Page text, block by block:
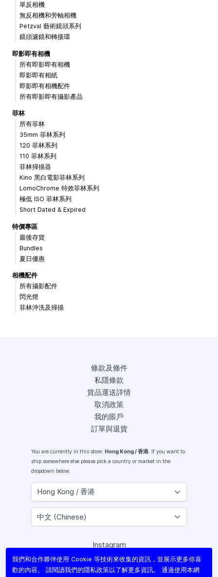
單反相機
無反相機和旁軸相機
Petzval 藝術鏡頭系列
鏡頭濾鏡和轉接環
即影即有相機
所有即影即有相機
即影即有相紙
即影即有相機配件
所有即影即有攝影產品
菲林
所有菲林
35mm 菲林系列
120 菲林系列
110 菲林系列
菲林掃描器
Kino 黑白電影菲林系列
LomoChrome 特效菲林系列
極低 ISO 菲林系列
Short Dated & Expired
特價專區
最後存貨
Bundles
夏日優惠
相機配件
所有攝影配件
閃光燈
菲林沖洗及掃描
條款及條件
私隱條款
貨品運送詳情
取消政策
我的賬戶
訂單與退貨
You are currently in this store: Hong Kong / 香港. If you want to
ship somewhere else please pick a country or market in the
dropdown below.
Instagram
Facebook
X (Twitter)
我們和合作夥伴使用 Cookie 等技術來收集的資訊，並展示更多你喜
歡的內容。 請閱讀我們的隱私政策以了解更多資訊。 通過使用本網